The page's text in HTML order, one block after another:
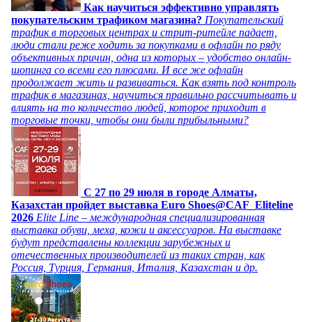
Как научиться эффективно управлять
покупательским трафиком магазина? Покупательский
трафик в торговых центрах и стрит-ритейле падает,
люди стали реже ходить за покупками в офлайн по ряду
объективных причин, одна из которых – удобство онлайн-
шопинга со всеми его плюсами. И все же офлайн
продолжает жить и развиваться. Как взять под контроль
трафик в магазинах, научиться правильно рассчитывать и
влиять на то количество людей, которое приходит в
торговые точки, чтобы они были прибыльными?
C 27 по 29 июля в городе Алматы,
Казахстан пройдет выставка Euro Shoes@CAF_Eliteline
2026 Elite Line – международная специализированная
выставка обуви, меха, кожи и аксессуаров. На выставке
будут представлены коллекции зарубежных и
отечественных производителей из таких стран, как
Россия, Турция, Германия, Италия, Казахстан и др.